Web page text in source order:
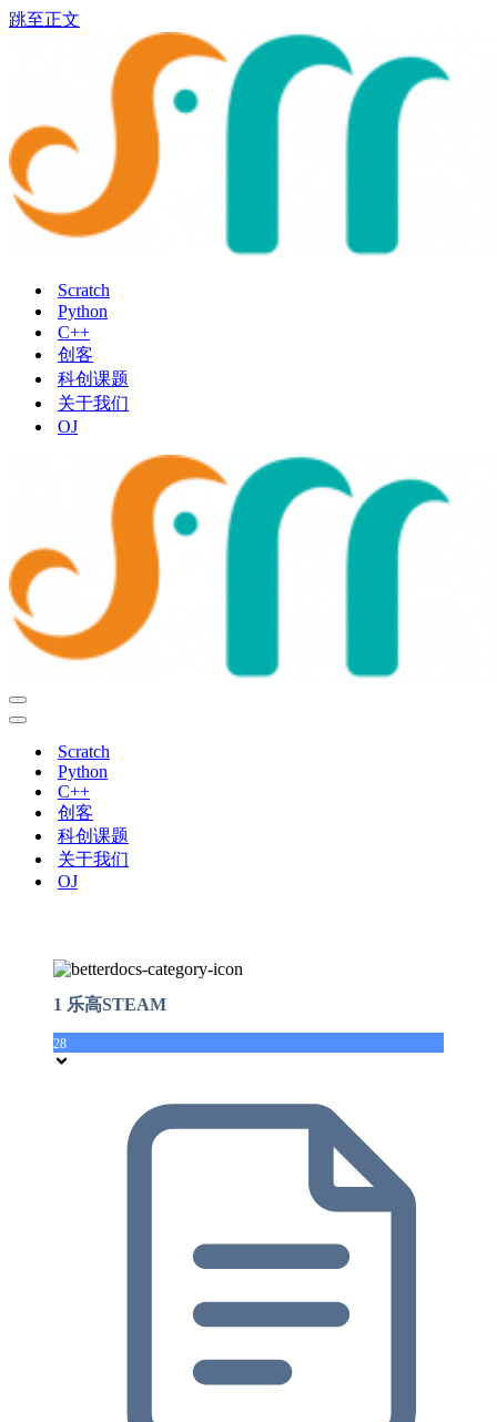
跳至正文
Scratch
Python
C++
创客
科创课题
关于我们
OJ
导
航
导
Scratch
Python
C++
创客
科创课题
关于我们
OJ
1 乐高STEAM
28